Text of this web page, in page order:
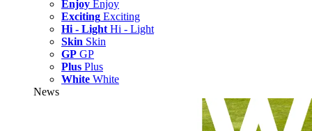
Enjoy Enjoy
Exciting Exciting
Hi - Light Hi - Light
Skin Skin
GP GP
Plus Plus
White White
News